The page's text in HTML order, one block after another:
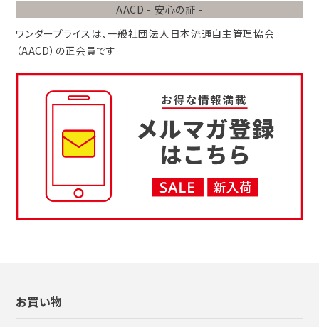
AACD - 安心の証 -
ワンダープライスは、 一般社団法人 日本流通自主管理協会
（AACD） の正会員です
お買い物